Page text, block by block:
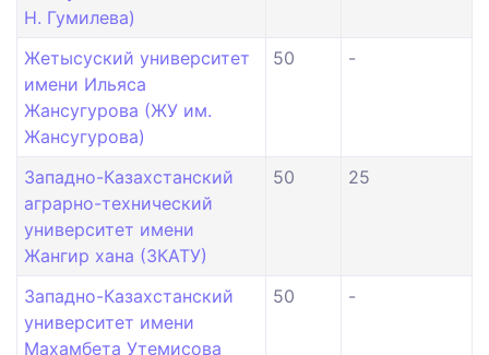
Н. Гумилева)
Жетысуский университет
имени Ильяса
Жансугурова (ЖУ им.
Жансугурова)
50 -
Западно-Казахстанский
аграрно-технический
университет имени
Жангир хана (ЗКАТУ)
50 25
Западно-Казахстанский
университет имени
Махамбета Утемисова
50 -